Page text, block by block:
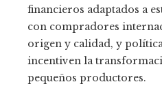
financieros adaptados a
con compradores
origen y calidad, y
incentiven la
pequeños productores.